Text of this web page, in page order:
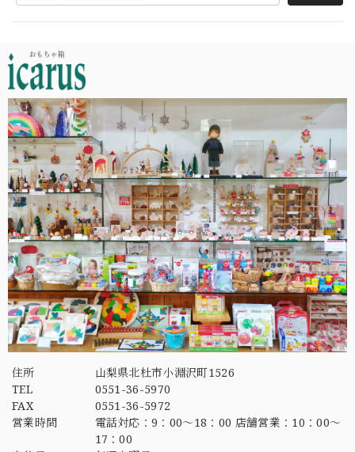
住所
山梨県北杜市小淵沢町1526
TEL
0551-36-5970
FAX
0551-36-5972
営業時間
電話対応：9：00～18：00 店舗営業：10：00～
17：00